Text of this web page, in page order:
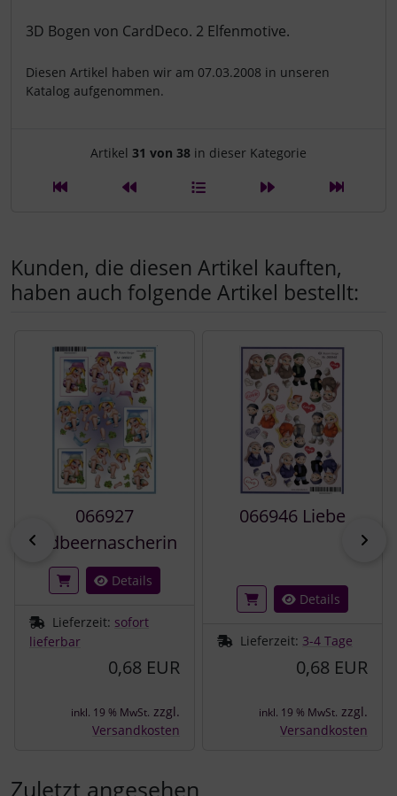
3D Bogen von CardDeco. 2 Elfenmotive.
Diesen Artikel haben wir am 07.03.2008 in unseren
Katalog aufgenommen.
Artikelnavigation innerhalb
Artikel 31 von 38 in dieser Kategorie
Kunden, die diesen Artikel kauften,
haben auch folgende Artikel bestellt:
zurück
066927
Erdbeernascherin
Details
Lieferzeit: sofort
lieferbar
0,68 EUR
inkl. 19 % MwSt. zzgl.
Versandkosten
066946 Liebe
Details
Lieferzeit: 3-4 Tage
0,68 EUR
inkl. 19 % MwSt. zzgl.
Versandkosten
Zuletzt angesehen